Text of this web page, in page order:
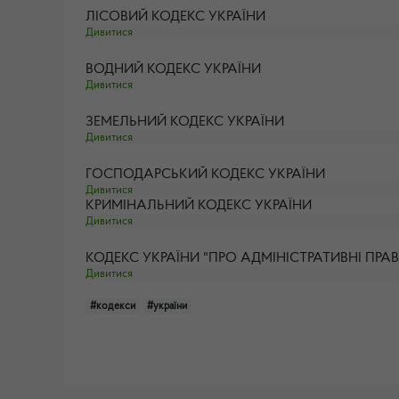
ЛІСОВИЙ КОДЕКС УКРАЇНИ
Дивитися
ВОДНИЙ КОДЕКС УКРАЇНИ
Дивитися
ЗЕМЕЛЬНИЙ КОДЕКС УКРАЇНИ
Дивитися
ГОСПОДАРСЬКИЙ КОДЕКС УКРАЇНИ
Дивитися
КРИМІНАЛЬНИЙ КОДЕКС УКРАЇНИ
Дивитися
КОДЕКС УКРАЇНИ "ПРО АДМІНІСТРАТИВНІ
Дивитися
#кодекси #україни